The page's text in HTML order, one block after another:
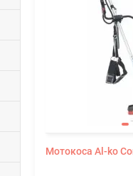
Мотокоса Al-ko